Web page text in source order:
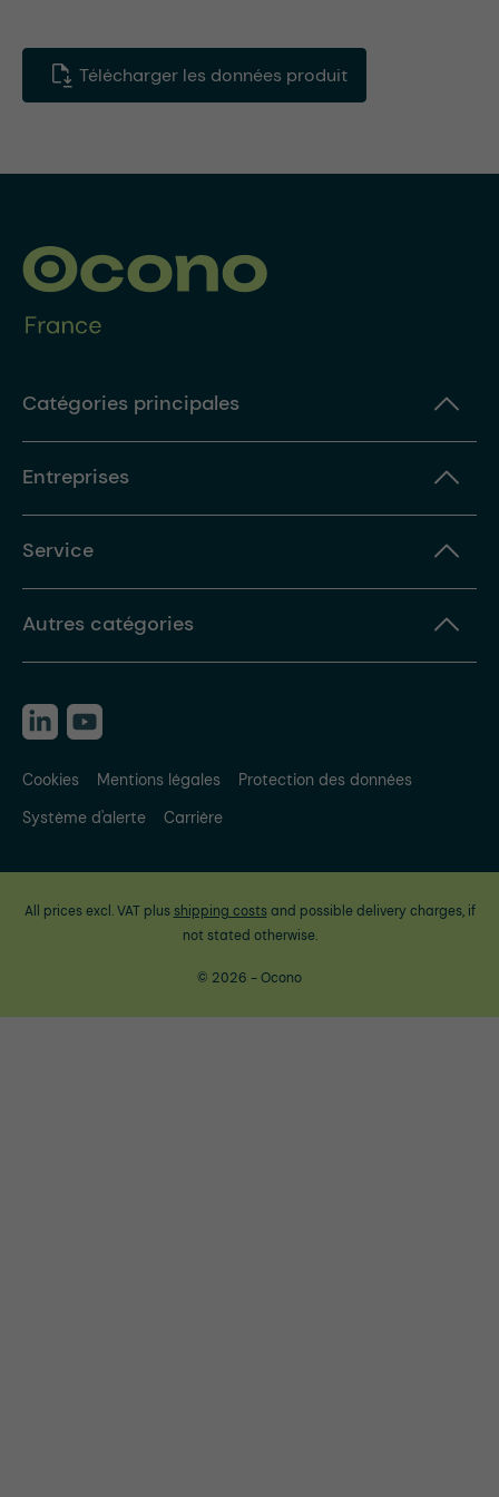
Télécharger les données produit
Catégories principales
Entreprises
Service
Autres catégories
Cookies Mentions légales
Protection des données
Système d'alerte
Carrière
All prices excl. VAT plus shipping costsand possible delivery charges, if
not stated otherwise.
© 2026 - Ocono